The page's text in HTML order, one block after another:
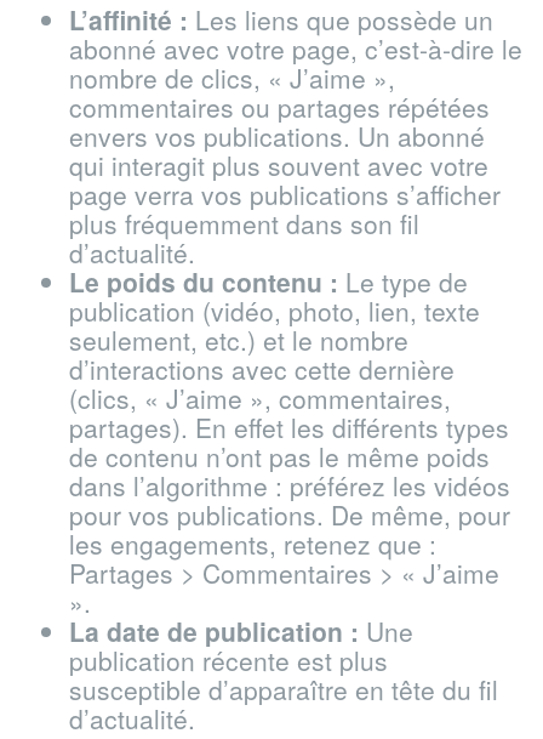
L’affinité : Les liens que possède un
abonné avec votre page, c’est-à-dire le
nombre de clics, « J’aime »,
commentaires ou partages répétées
envers vos publications. Un abonné
qui interagit plus souvent avec votre
page verra vos publications s’afficher
plus fréquemment dans son fil
d’actualité.
Le poids du contenu : Le type de
publication (vidéo, photo, lien, texte
seulement, etc.) et le nombre
d’interactions avec cette dernière
(clics, « J’aime », commentaires,
partages). En effet les différents types
de contenu n’ont pas le même poids
dans l’algorithme : préférez les vidéos
pour vos publications. De même, pour
les engagements, retenez que :
Partages > Commentaires > « J’aime
».
La date de publication : Une
publication récente est plus
susceptible d’apparaître en tête du fil
d’actualité.